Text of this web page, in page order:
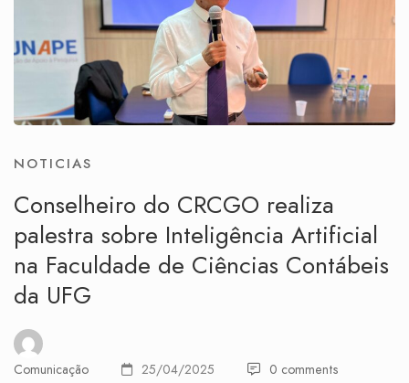
NOTICIAS
Conselheiro do CRCGO realiza
palestra sobre Inteligência Artificial
na Faculdade de Ciências Contábeis
da UFG
Comunicação 25/04/2025 0 comments